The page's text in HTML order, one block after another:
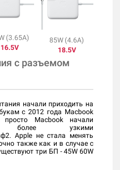
(3.65A)
16.5V
85W (4.6A)
18.5V
с разъемом
начали приходить на
с 2012 года Macbook
Macbook начали
более узкими
Apple не стала менять
также как и в случае с
три БП - 45W 60W